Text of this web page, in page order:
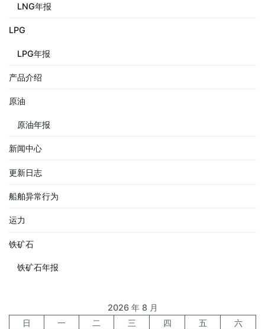
LNG年报
LPG
LPG年报
产品介绍
原油
原油年报
新闻中心
更新日志
船舶异常行为
运力
铁矿石
铁矿石年报
2026 年 8 月
日
一 二 三 四 五
六